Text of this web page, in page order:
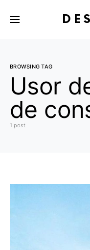
BROWSING TAG
Usor
de
1 post